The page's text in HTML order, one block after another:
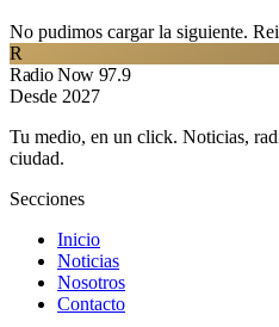
No pudimos cargar la siguiente.
R
Radio Now 97.9
Desde 2027
Tu medio, en un click. Noticias,
ciudad.
Secciones
Inicio
Noticias
Nosotros
Contacto